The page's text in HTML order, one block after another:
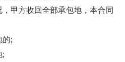
甲方收回全部承包地，本合同
;
;